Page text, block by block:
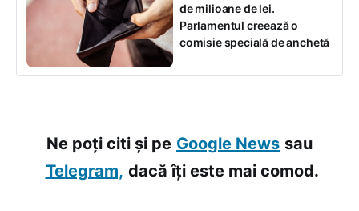
de milioane de lei.
Parlamentul creează o
comisie specială de anchetă
Ne poți citi și pe Google News sau
Telegram, dacă îți este mai comod.